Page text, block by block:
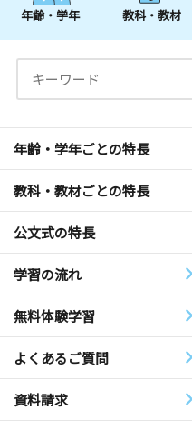
年齢・学年 教科・教材
年齢・学年ごとの特長
教科・教材ごとの特長
公文式の特長
学習の流れ
無料体験学習
よくあるご質問
資料請求